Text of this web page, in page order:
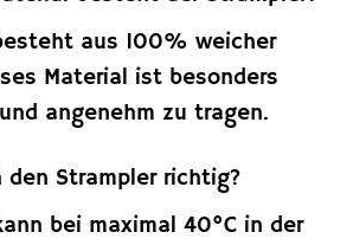
aus 100% weicher
Material ist besonders
angenehm zu tragen.
den Strampler richtig?
bei maximal 40°C in der